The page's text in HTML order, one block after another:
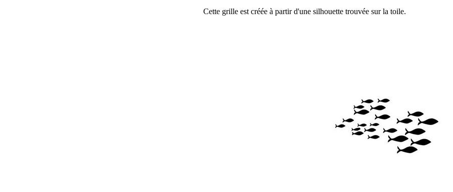
Cette grille est créée à partir d'une silhouette trouvée sur la toile.